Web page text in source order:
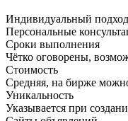
Индивидуальный подход
Персональные
Сроки выполнения
Чётко оговорены,
Стоимость
Средняя, на бирже
Уникальность
Указывается при